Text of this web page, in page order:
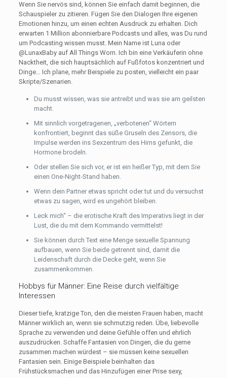
Wenn Sie nervös sind, können Sie einfach damit beginnen, die
Schauspieler zu zitieren. Fügen Sie den Dialogen Ihre eigenen
Emotionen hinzu, um einen echten Ausdruck zu erhalten. Dich
erwarten 1 Million abonnierbare Podcasts und alles, was Du rund
um Podcasting wissen musst. Mein Name ist Luna oder
@LunaxBaby auf All Things Worn. Ich bin eine Verkäuferin ohne
Nacktheit, die sich hauptsächlich auf Fußfotos konzentriert und
Dinge… Ich plane, mehr Beispiele zu posten, vielleicht ein paar
Skripte/Szenarien.
Du musst wissen, was sie antreibt und was sie am geilsten
macht.
Mit sinnlich vorgetragenen, „verbotenen“ Wörtern
konfrontiert, beginnt das süße Gruseln des Zensors, die
Impulse werden ins Sexzentrum des Hirns gefunkt, die
Hormone brodeln.
Oder stellen Sie sich vor, er ist ein heißer Typ, mit dem Sie
einen One-Night-Stand haben.
Wenn dein Partner etwas spricht oder tut und du versuchst
etwas zu sagen, wird es ungehört bleiben.
Leck mich“ – die erotische Kraft des Imperativs liegt in der
Lust, die du mit dem Kommando vermittelst!
Sie können durch Text eine Menge sexuelle Spannung
aufbauen, wenn Sie beide getrennt sind, damit die
Leidenschaft durch die Decke geht, wenn Sie
zusammenkommen.
Hobbys für Männer: Eine Reise durch vielfältige
Interessen
Dieser tiefe, kratzige Ton, den die meisten Frauen haben, macht
Männer wirklich an, wenn sie schmutzig reden. Übe, liebevolle
Sprache zu verwenden und deine Gefühle offen und ehrlich
auszudrücken. Schaffe Fantasien von Dingen, die du gerne
zusammen machen würdest – sie müssen keine sexuellen
Fantasien sein. Einige Beispiele beinhalten das
Frühstücksmachen und das Hinzufügen einer Prise sexy,